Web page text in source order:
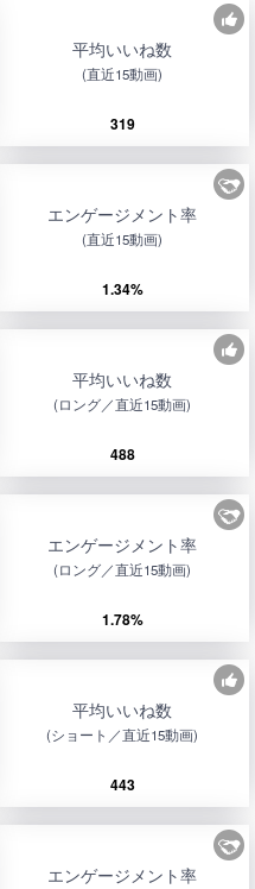
平均いいね数
(直近15動画)
319
エンゲージメント率
(直近15動画)
1.34%
平均いいね数
(ロング／直近15動画)
488
エンゲージメント率
(ロング／直近15動画)
1.78%
平均いいね数
(ショート／直近15動画)
443
エンゲージメント率